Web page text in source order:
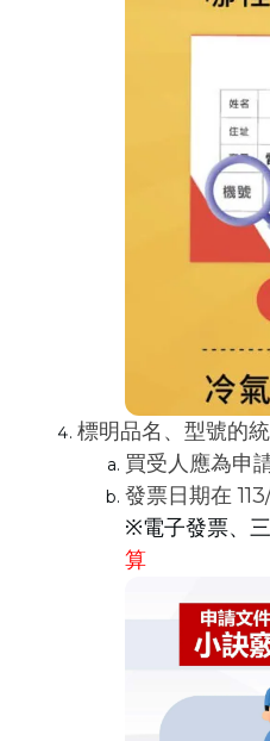
標明品名、型號的
買受人應為申
發票日期在
※電子發票、
算